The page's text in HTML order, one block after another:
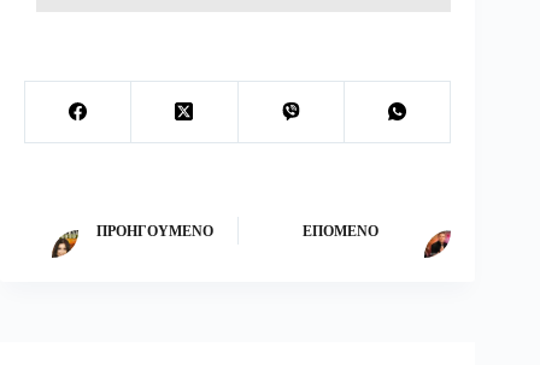
ΠΡΟΗΓΟΎΜΕΝΟ ΕΠΌΜΕΝΟ